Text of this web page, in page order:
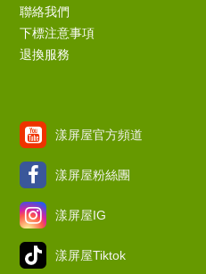
聯絡我們
下標注意事項
退換服務
漾屏屋官方頻道
漾屏屋粉絲團
漾屏屋IG
漾屏屋Tiktok